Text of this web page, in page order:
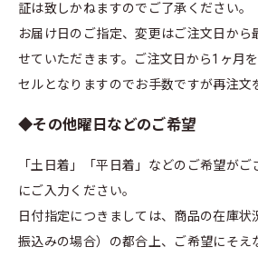
証は致しかねますのでご了承ください。
お届け日のご指定、変更はご注文日から
せていただきます。ご注文日から1ヶ月
セルとなりますのでお手数ですが再注文
◆その他曜日などのご希望
「土日着」「平日着」などのご希望が
にご入力ください。
日付指定につきましては、商品の在庫
振込みの場合）の都合上、ご希望にそえ